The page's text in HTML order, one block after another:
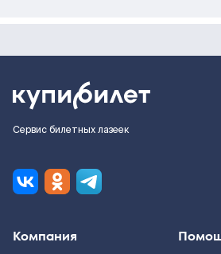
Сервис билетных лазеек
Компания